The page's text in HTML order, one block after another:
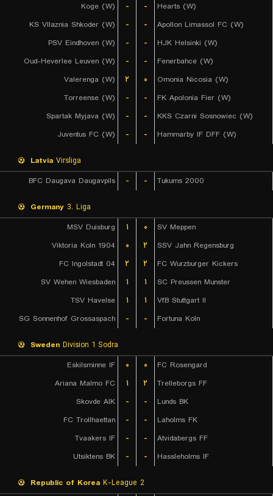
Koge (W)
- -
Hearts (W)
KS Vllaznia Shkoder (W)
- -
Apollon Limassol FC (W)
PSV Eindhoven (W)
- -
HJK Helsinki (W)
Oud-Heverlee Leuven (W)
- -
Fenerbahce (W)
Valerenga (W)
۲ ۰
Omonia Nicosia (W)
Torreense (W)
- -
FK Apolonia Fier (W)
Spartak Myjava (W)
- -
KKS Czarni Sosnowiec (W)
Juventus FC (W)
- - Hammarby IF DFF (W)
Latvia Virsliga
BFC Daugava Daugavpils
- - Tukums 2000
Germany 3. Liga
MSV Duisburg
۱ ۰
SV Meppen
Viktoria Koln 1904
۰ ۲
SSV Jahn Regensburg
FC Ingolstadt 04
۲ ۲
FC Wurzburger Kickers
SV Wehen Wiesbaden
۱ ۱
SC Preussen Munster
TSV Havelse
۱ ۱
VfB Stuttgart II
SG Sonnenhof Grossaspach
- - Fortuna Koln
Sweden Division 1 Sodra
Eskilsminne IF
۰ ۰
FC Rosengard
Ariana Malmo FC
۱ ۲
Trelleborgs FF
Skovde AIK
- -
Lunds BK
FC Trollhaettan
- -
Laholms FK
Tvaakers IF
- -
Atvidabergs FF
Utsiktens BK
- - Hassleholms IF
Republic of Korea K-League 2